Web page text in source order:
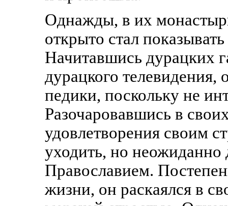
Однажды, в их
открыто стал
Начитавшись дурацких
дурацкого
педики, поскольку не
Разочаровавшись в
удовлетворения своим
уходить, но неожиданно
Православием.
жизни, он раскаялся в